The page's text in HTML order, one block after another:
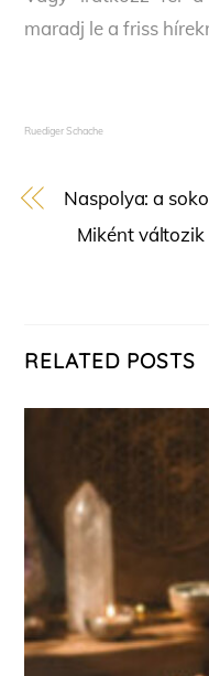
maradj le a friss
Ruediger Schache
Naspolya: a
Miként változik
RELATED POSTS